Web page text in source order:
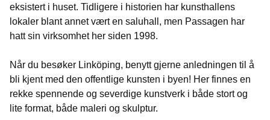
eksistert i huset. Tidligere i historien har kunsthallens
lokaler blant annet vært en saluhall, men Passagen har
hatt sin virksomhet her siden 1998.
Når du besøker Linköping, benytt gjerne anledningen til å
bli kjent med den offentlige kunsten i byen! Her finnes en
rekke spennende og severdige kunstverk i både stort og
lite format, både maleri og skulptur.